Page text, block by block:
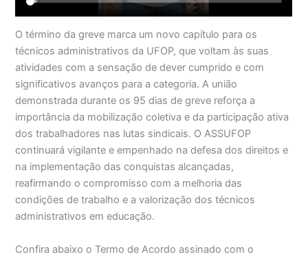
O término da greve marca um novo capítulo para os
técnicos administrativos da UFOP, que voltam às suas
atividades com a sensação de dever cumprido e com
significativos avanços para a categoria. A união
demonstrada durante os 95 dias de greve reforça a
importância da mobilização coletiva e da participação ativa
dos trabalhadores nas lutas sindicais. O ASSUFOP
continuará vigilante e empenhado na defesa dos direitos e
na implementação das conquistas alcançadas,
reafirmando o compromisso com a melhoria das
condições de trabalho e a valorização dos técnicos
administrativos em educação.
Confira abaixo o Termo de Acordo assinado com o